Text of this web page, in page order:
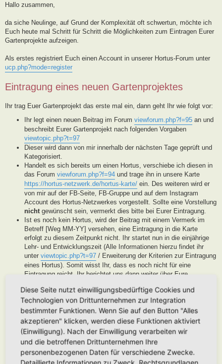
Hallo zusammen,
da siche Neulinge, auf Grund der Komplexität oft schwertun, möchte ich
Euch heute mal Schritt für Schritt die Möglichkeiten zum Eintragen Eurer
Gartenprojekte aufzeigen.
Als erstes registriert Euch einen Account in unserer Hortus-Forum unter
ucp.php?mode=register
Eintragung eines neuen Gartenprojektes
Ihr trag Euer Gartenprojekt das erste mal ein, dann geht Ihr wie folgt vor:
Ihr legt einen neuen Beitrag im Forum viewforum.php?f=95 an und
beschreibt Eurer Gartenprojekt nach folgenden Vorgaben
viewtopic.php?t=97
Dieser wird dann von mir innerhalb der nächsten Tage geprüft und
Kategorisiert.
Handelt es sich bereits um einen Hortus, verschiebe ich diesen in
das Forum viewforum.php?f=94 und trage ihn in unsere Karte
https://hortus-netzwerk.de/hortus-karte/ ein. Des weiteren wird er
von mir auf der FB-Seite, FB-Gruppe und auf dem Instagram
Account des Hortus-Netzwerkes vorgestellt. Sollte eine Vorstellung
nichtgewünscht sein, vermerkt dies bitte bei Eurer Eintragung.
Ist es noch kein Hortus, wird der Beitrag mit einem Vermerk im
Betreff [Weg MM-YY] versehen, eine Eintragung in die Karte
erfolgt zu diesem Zeitpunkt nicht. Ihr startet nun in die einjährige
Lehr- und Entwicklungszeit (Alle Informationen hierzu findet ihr
unter viewtopic.php?t=97 / Erweiterung der Kriterien zur Eintragung
eines Hortus). Somit wisst Ihr, dass es noch nicht für eine
Eintragung reicht, Ihr berichtet uns dann weiter über Eure
der Entwicklung Eures Gartens. Wenn unser Moderatorenteam der
Meinung ist, Euer Garten ist soweit, werden wir diesen als Hortus
eintragen. Eine Überprüfung erfolgt spätestens nach Ablauf des
Lehr- und Entwicklungsjahres. Stellen wir in dieser Zeit keine
Aktivität fest, werden wir die Eintragung archivieren.
Handelt es sich generell um keinen Hortus sondern um ein
Hortanes Habitat (Alle Gartenprojekte, die keinen klassischen
Hortus mit den drei Zonen darstellen, aber in Anlehnung an das
Diese Seite nutzt einwilligungsbedürftige Cookies und
Technologien von Drittunternehmen zur Integration
bestimmter Funktionen. Wenn Sie auf den Button "Alles
akzeptieren" klicken, werden diese Funktionen aktiviert
(Einwilligung). Nach der Einwilligung verarbeiten wir
und die betroffenen Drittunternehmen Ihre
personenbezogenen Daten für verschiedene Zwecke.